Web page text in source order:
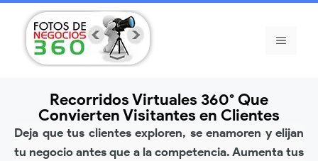
Recorridos Virtuales 360° Que
Convierten Visitantes en Clientes
Deja que tus clientes exploren, se enamoren y elijan
tu negocio antes que a la competencia. Aumenta tus